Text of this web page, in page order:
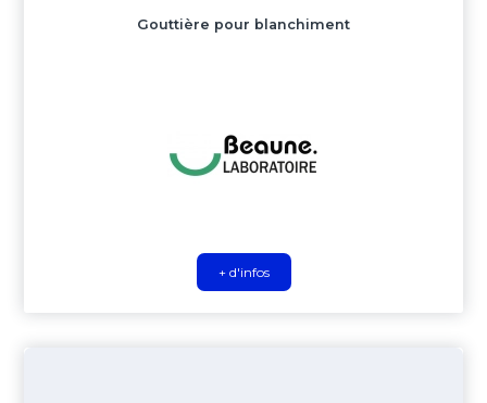
Gouttière pour blanchiment
+ d'infos